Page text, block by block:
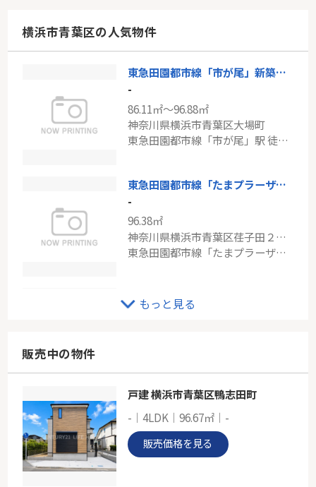
東京都稲城市東長沼
南武線「稲城長沼」駅 徒歩15分
73.76㎡
東京都町田市南町田４丁目
横浜市青葉区の人気物件
東急田園都市線「市が尾」新築分譲
-
86.11㎡～96.88㎡
神奈川県横浜市青葉区大場町
東急田園都市線「市が尾」駅 徒歩13分
東急田園都市線「たまプラーザ」新築戸建て
-
96.38㎡
神奈川県横浜市青葉区荏子田２丁目
東急田園都市線「たまプラーザ」駅 バス8分 「荏子田二丁目」 停歩3分
-
-
89.00㎡
もっと見る
販売中の物件
戸建 横浜市青葉区鴨志田町
-｜4LDK｜96.67㎡｜-
販売価格を見る